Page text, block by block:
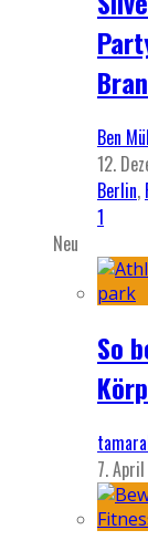
Ben
12.
Berlin,
1
Neu
So
7.